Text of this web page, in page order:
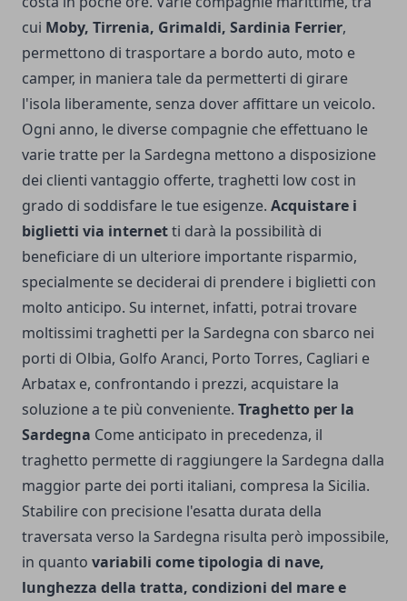
cui Moby, Tirrenia, Grimaldi, Sardinia Ferrier,
permettono di trasportare a bordo auto, moto e
camper, in maniera tale da permetterti di girare
l'isola liberamente, senza dover affittare un veicolo.
Ogni anno, le diverse compagnie che effettuano le
varie tratte per la Sardegna mettono a disposizione
dei clienti vantaggio offerte, traghetti low cost in
grado di soddisfare le tue esigenze. Acquistare i
biglietti via internetti darà la possibilità di
beneficiare di un ulteriore importante risparmio,
specialmente se deciderai di prendere i biglietti con
molto anticipo. Su internet, infatti, potrai trovare
moltissimi traghetti per la Sardegna con sbarco nei
porti di Olbia, Golfo Aranci, Porto Torres, Cagliari e
Arbatax e, confrontando i prezzi, acquistare la
soluzione a te più conveniente. Traghetto per la
Sardegna Come anticipato in precedenza, il
traghetto permette di raggiungere la Sardegna dalla
maggior parte dei porti italiani, compresa la Sicilia.
Stabilire con precisione l'esatta durata della
traversata verso la Sardegna risulta però impossibile,
in quanto variabili come tipologia di nave,
lunghezza della tratta, condizioni del mare e